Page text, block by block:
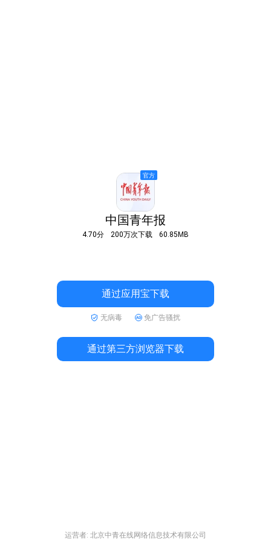
中国青年报
4.70分 200万次下载 60.85MB
通过应用宝下载
无病毒 免广告骚扰
通过第三方浏览器下载
运营者: 北京中青在线网络信息技术有限公司